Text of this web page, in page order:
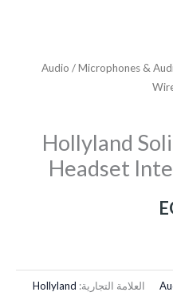
Audio /Microphones &
Hollyland
Headset
العلامة التجارية: Hollyland